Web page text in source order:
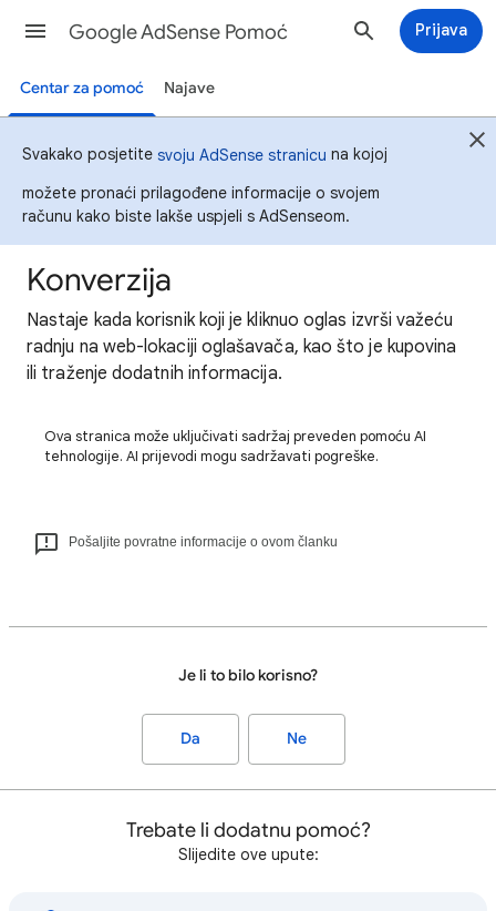
Google AdSense Pomoć Prijava
Centar za pomoć Najave
Svakako posjetite svoju AdSense stranicu na kojoj
možete pronaći prilagođene informacije o svojem
računu kako biste lakše uspjeli s AdSenseom.
Konverzija
Nastaje kada korisnik koji je kliknuo oglas izvrši važeću
radnju na web-lokaciji oglašavača, kao što je kupovina
ili traženje dodatnih informacija.
Ova stranica može uključivati sadržaj preveden pomoću AI
tehnologije. AI prijevodi mogu sadržavati pogreške.
Pošaljite povratne informacije o ovom članku
Je li to bilo korisno?
Da Ne
Trebate li dodatnu pomoć?
Slijedite ove upute: